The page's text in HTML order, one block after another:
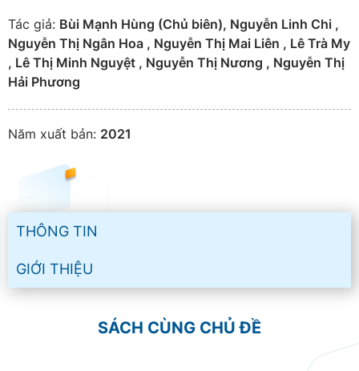
Tác giả: Bùi Mạnh Hùng (Chủ biên), Nguyễn Linh Chi ,
Nguyễn Thị Ngân Hoa , Nguyễn Thị Mai Liên , Lê Trà My
, Lê Thị Minh Nguyệt , Nguyễn Thị Nương , Nguyễn Thị
Hải Phương
Năm xuất bản: 2021
THÔNG TIN
GIỚI THIỆU
SÁCH CÙNG CHỦ ĐỀ